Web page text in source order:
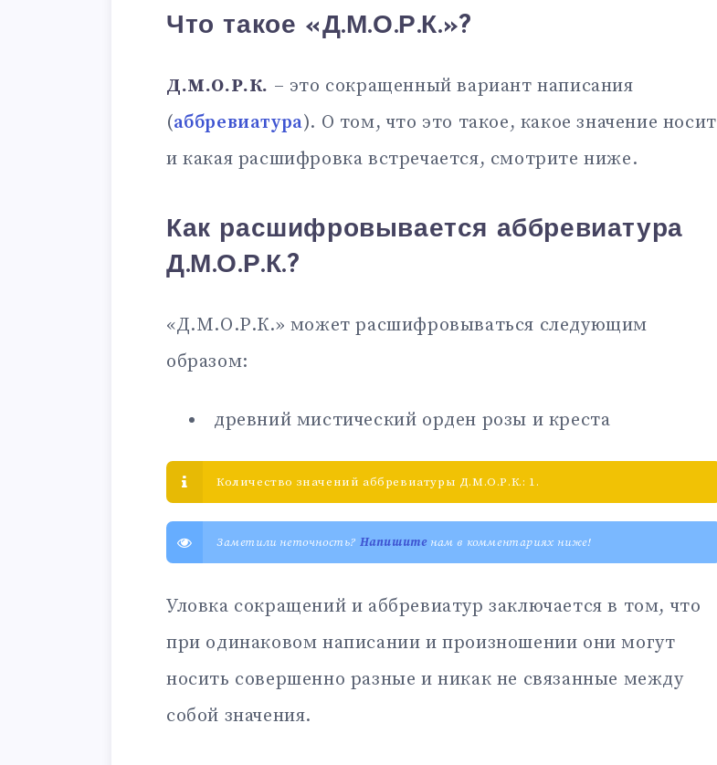
Что такое «Д.М.О.Р.К.»?
Д.М.О.Р.К. – это сокращенный вариант написания
(аббревиатура). О том, что это такое, какое значение носит
и какая расшифровка встречается, смотрите ниже.
Как расшифровывается аббревиатура
Д.М.О.Р.К.?
«Д.М.О.Р.К.» может расшифровываться следующим
образом:
древний мистический орден розы и креста
Количество значений аббревиатуры Д.М.О.Р.К.: 1.
Заметили неточность? Напишитенам в комментариях ниже!
Уловка сокращений и аббревиатур заключается в том, что
при одинаковом написании и произношении они могут
носить совершенно разные и никак не связанные между
собой значения.